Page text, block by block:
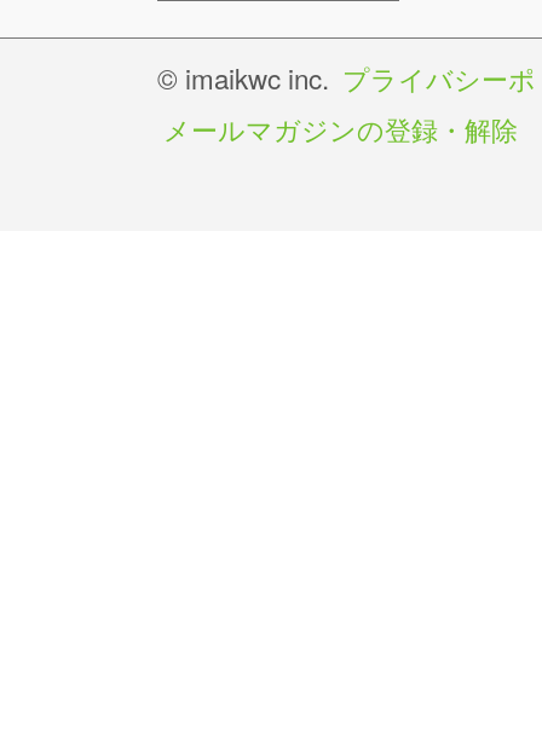
© imaikwc inc. プライバシー
メールマガジンの登録・解除